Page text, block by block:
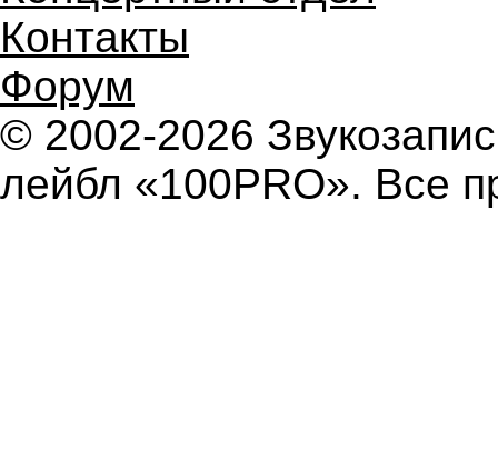
Контакты
Форум
© 2002-2026
лейбл «100PRO». Все